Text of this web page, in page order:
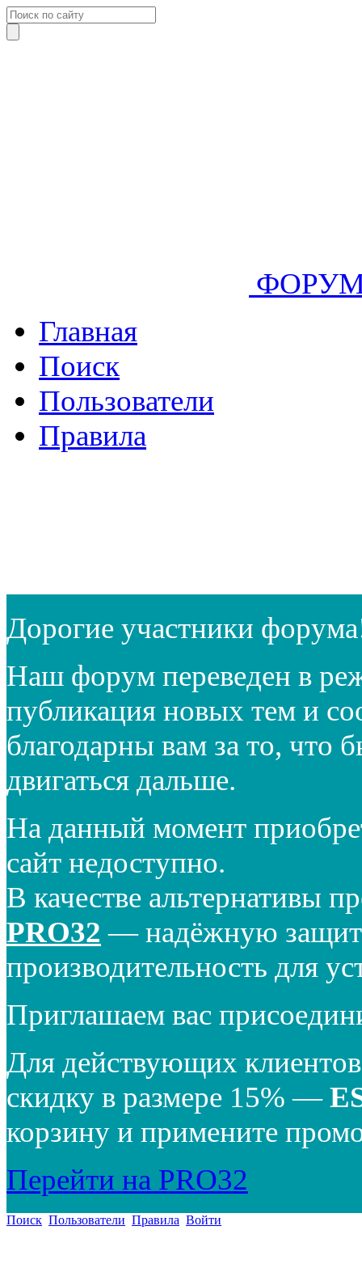
Главная
Поиск
Пользователи
Правила
Дорогие участники
Наш форум переведен в
публикация новых тем и
благодарны вам за то, что
двигаться дальше.
На данный момент
сайт недоступно.
В качестве альтернативы
PRO32 — надёжную
производительность для
Приглашаем вас
Для действующих
скидку в размере 15% —
корзину и примените
Перейти на PRO32
Поиск Пользователи Правила Войти